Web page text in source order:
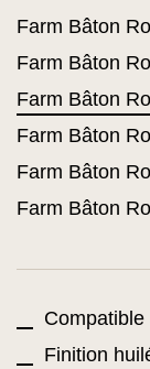
Farm Bâton
Farm Bâton
Farm Bâton
Farm Bâton
Farm Bâton
Farm Bâton
Finition